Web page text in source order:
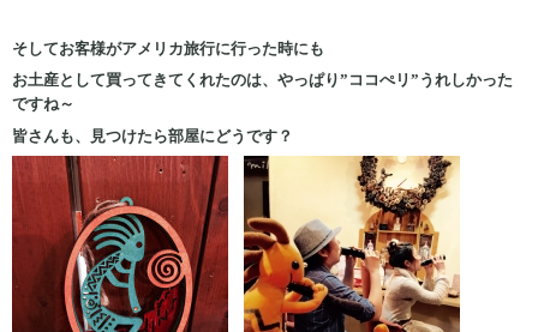
そしてお客様がアメリカ旅行に行った時にも
お土産として買ってきてくれたのは、やっぱり”ココぺリ”うれしかった
ですね～
皆さんも、見つけたら部屋にどうです？